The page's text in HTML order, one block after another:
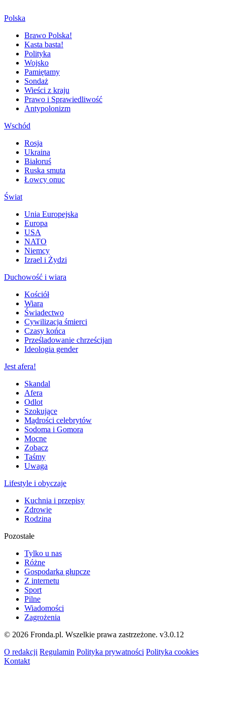
Polska
Brawo Polska!
Kasta basta!
Polityka
Wojsko
Pamiętamy
Sondaż
Wieści z kraju
Prawo i Sprawiedliwość
Antypolonizm
Wschód
Rosja
Ukraina
Białoruś
Ruska smuta
Łowcy onuc
Świat
Unia Europejska
Europa
USA
NATO
Niemcy
Izrael i Żydzi
Duchowość i wiara
Kościół
Wiara
Świadectwo
Cywilizacja śmierci
Czasy końca
Prześladowanie chrześcijan
Ideologia gender
Jest afera!
Skandal
Afera
Odlot
Szokujące
Mądrości celebrytów
Sodoma i Gomora
Mocne
Zobacz
Taśmy
Uwaga
Lifestyle i obyczaje
Kuchnia i przepisy
Zdrowie
Rodzina
Pozostałe
Tylko u nas
Różne
Gospodarka głupcze
Z internetu
Sport
Pilne
Wiadomości
Zagrożenia
© 2026 Fronda.pl. Wszelkie prawa zastrzeżone. v3.0.12
O redakcji Regulamin Polityka prywatności Polityka cookies
Kontakt